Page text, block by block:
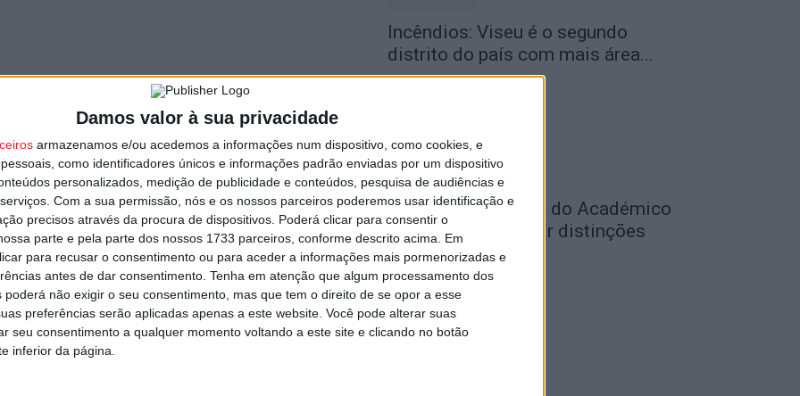
Damos valor à sua privacidade
armazenamos e/ou acedemos a informações num dispositivo, como cookies, e
como identificadores únicos e informações padrão enviadas por um dispositivo
personalizados, medição de publicidade e conteúdos, pesquisa de audiências e
Com a sua permissão, nós e os nossos parceiros poderemos usar identificação e
precisos através da procura de dispositivos. Poderá clicar para consentir o
parte e pela parte dos nossos 1733 parceiros, conforme descrito acima. Em
para recusar o consentimento ou para aceder a informações mais pormenorizadas e
antes de dar consentimento. Tenha em atenção que algum processamento dos
poderá não exigir o seu consentimento, mas que tem o direito de se opor a esse
preferências serão aplicadas apenas a este website. Você pode alterar suas
seu consentimento a qualquer momento voltando a este site e clicando no botão
inferior da página.
Incêndios: Viseu é o segundo
distrito do país com mais área...
7 de Agosto, 2026
Futebol: Jogadores do Académico
e Tondela vão exibir distinções
oficiais nas...
7 de Agosto, 2026